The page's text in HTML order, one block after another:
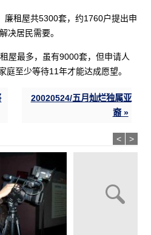
廉租屋共5300套，约1760户提出申
决居民需要。
屋最多，虽有9000套，但申请人
庭至少等待11年才能达成愿望。
20020524/五月灿烂独属亚
裔 »
< >